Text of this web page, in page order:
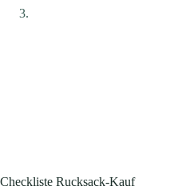
Checkliste Rucksack-Kauf